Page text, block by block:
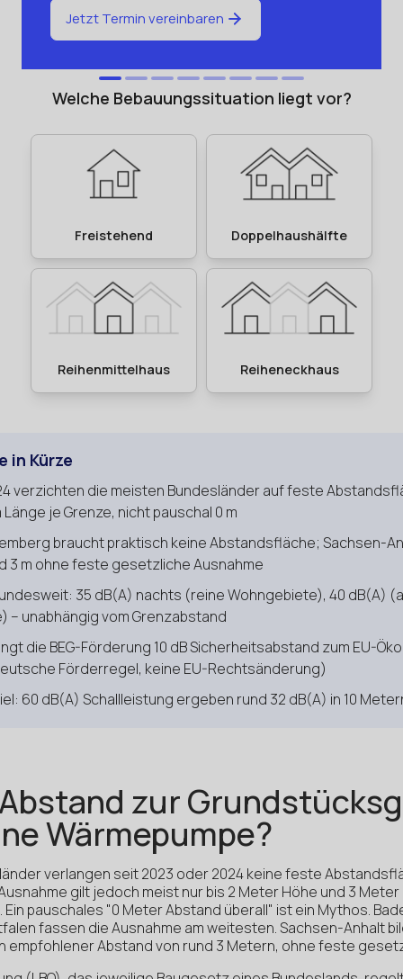
Jetzt Termin vereinbaren
in Kürze
verzichten die meisten Bundesländer auf feste
Länge je Grenze, nicht pauschal 0 m
braucht praktisch keine Abstandsfläche; Sachsen-
3 m ohne feste gesetzliche Ausnahme
35 dB(A) nachts (reine Wohngebiete), 40 dB(A)
– unabhängig vom Grenzabstand
die BEG-Förderung 10 dB Sicherheitsabstand zum EU-
Förderregel, keine EU-Rechtsänderung)
60 dB(A) Schallleistung ergeben rund 32 dB(A) in 10
zur
Wärmepumpe?
verlangen seit 2023 oder 2024 keine feste
gilt jedoch meist nur bis 2 Meter Höhe und 3
pauschales "0 Meter Abstand überall" ist ein Mythos.
fassen die Ausnahme am weitesten. Sachsen-Anhalt
empfohlener Abstand von rund 3 Metern, ohne feste